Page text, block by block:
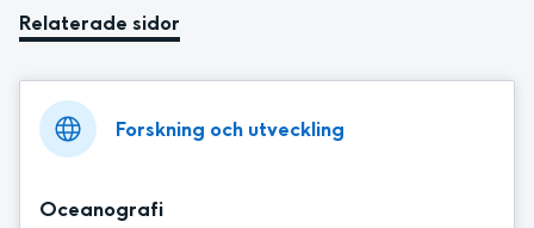
Relaterade sidor
Forskning och utveckling
Oceanografi